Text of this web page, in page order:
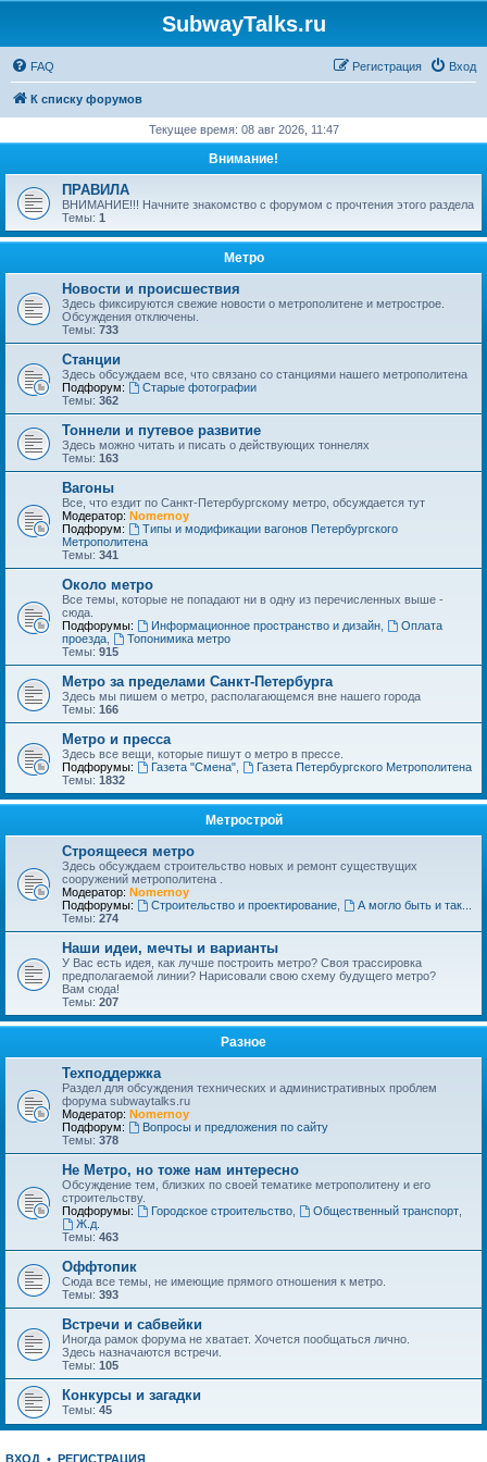
SubwayTalks.ru
FAQ Вход
Регистрация
К списку форумов
Текущее время: 08 авг 2026, 11:47
Внимание!
ПРАВИЛА
ВНИМАНИЕ!!! Начните знакомство с форумом с прочтения этого раздела
Темы: 1
Метро
Новости и происшествия
Здесь фиксируются свежие новости о метрополитене и метрострое.
Обсуждения отключены.
Темы: 733
Станции
Здесь обсуждаем все, что связано со станциями нашего метрополитена
Подфорум:
Старые фотографии
Темы: 362
Тоннели и путевое развитие
Здесь можно читать и писать о действующих тоннелях
Темы: 163
Вагоны
Все, что ездит по Санкт-Петербургскому метро, обсуждается тут
Модератор: Nomernoy
Подфорум:
Типы и модификации вагонов Петербургского
Метрополитена
Темы: 341
Около метро
Все темы, которые не попадают ни в одну из перечисленных выше -
сюда.
Подфорумы:
Информационное пространство и дизайн,
Оплата
проезда
Топонимика метро
Темы: 915
Метро за пределами Санкт-Петербурга
Здесь мы пишем о метро, располагающемся вне нашего города
Темы: 166
Метро и пресса
Здесь все вещи, которые пишут о метро в прессе.
Подфорумы:
Газета "Смена",
Газета Петербургского Метрополитена
Темы: 1832
Метрострой
Строящееся метро
Здесь обсуждаем строительство новых и ремонт существущих
сооружений метрополитена .
Модератор: Nomernoy
Подфорумы:
Строительство и проектирование,
А могло быть и так...
Темы: 274
Наши идеи, мечты и варианты
У Вас есть идея, как лучше построить метро? Своя трассировка
предполагаемой линии? Нарисовали свою схему будущего метро?
Вам сюда!
Темы: 207
Разное
Техподдержка
Раздел для обсуждения технических и административных проблем
форума subwaytalks.ru
Модератор: Nomernoy
Подфорум:
Вопросы и предложения по сайту
Темы: 378
Не Метро, но тоже нам интересно
Обсуждение тем, близких по своей тематике метрополитену и его
строительству.
Подфорумы:
Городское строительство, Общественный транспорт,
Ж.д.
Темы: 463
Оффтопик
Сюда все темы, не имеющие прямого отношения к метро.
Темы: 393
Встречи и сабвейки
Иногда рамок форума не хватает. Хочется пообщаться лично.
Здесь назначаются встречи.
Темы: 105
Конкурсы и загадки
Темы: 45
ВХОД • РЕГИСТРАЦИЯ